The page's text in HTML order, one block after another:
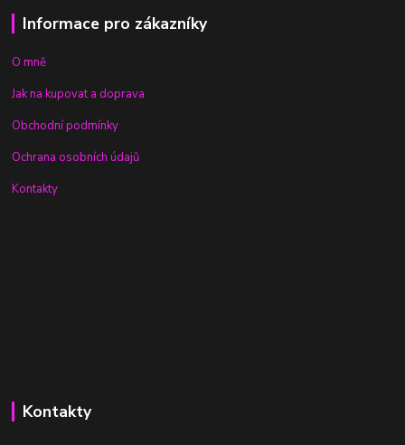
Informace pro zákazníky
O mně
Jak na kupovat a doprava
Obchodní podmínky
Ochrana osobních údajů
Kontakty
Kontakty